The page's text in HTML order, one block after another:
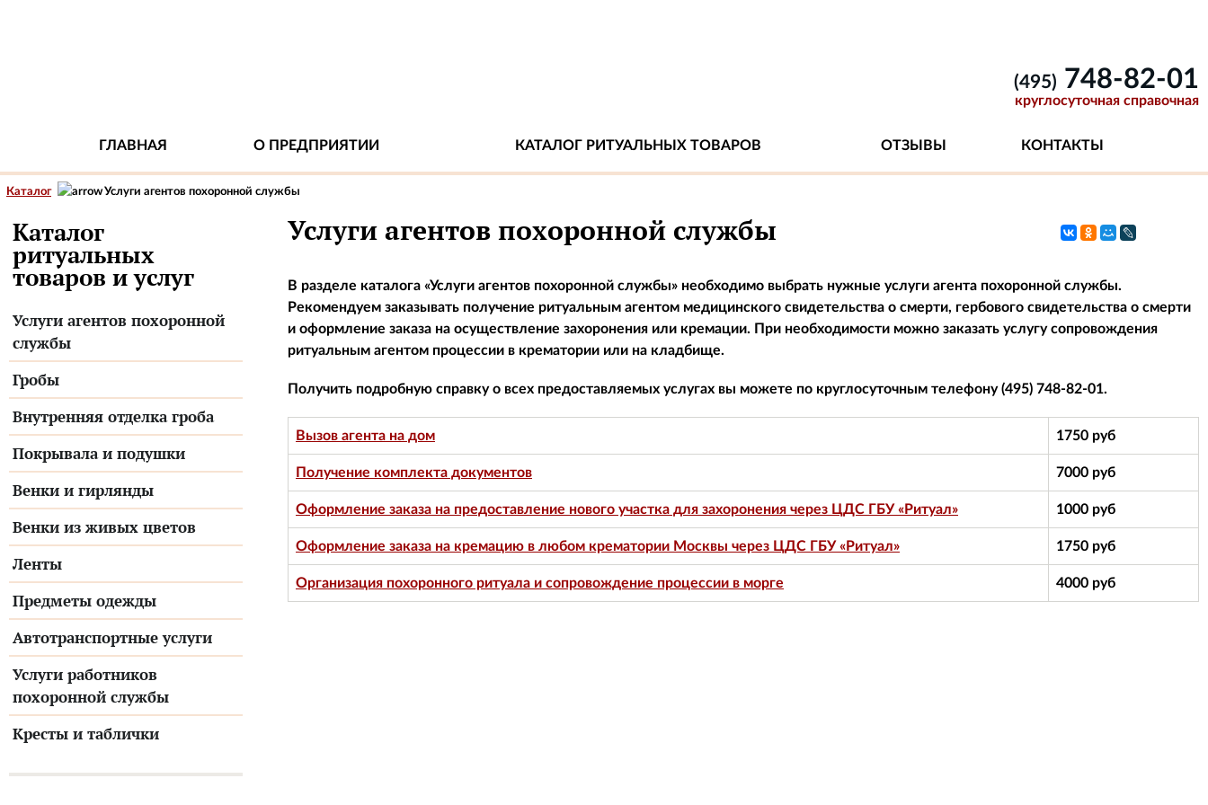
ГЛАВНАЯ О ПРЕДПРИЯТИИ КАТАЛОГ РИТУАЛЬНЫХ ТОВАРОВ ОТЗЫВЫ КОНТАКТЫ
(495) 748-82-01
круглосуточная справочная
Каталог Услуги агентов похоронной службы
Каталог
ритуальных
товаров и услуг
Услуги агентов похоронной
службы
Гробы
Внутренняя отделка гроба
Покрывала и подушки
Венки и гирлянды
Венки из живых цветов
Ленты
Предметы одежды
Автотранспортные услуги
Услуги работников
похоронной службы
Кресты и таблички
Услуги агентов похоронной службы
В разделе каталога «Услуги агентов похоронной службы» необходимо выбрать нужные услуги агента похоронной службы.
Рекомендуем заказывать получение ритуальным агентом медицинского свидетельства о смерти, гербового свидетельства о смерти
и оформление заказа на осуществление захоронения или кремации. При необходимости можно заказать услугу сопровождения
ритуальным агентом процессии в крематории или на кладбище.
Получить подробную справку о всех предоставляемых услугах вы можете по круглосуточным телефону(495) 748-82-01.
Вызов агента на дом 1750 руб
Получение комплекта документов 7000 руб
Оформление заказа на предоставление нового участка для захоронения через ЦДС ГБУ «Ритуал» 1000 руб
Оформление заказа на кремацию в любом крематории Москвы через ЦДС ГБУ «Ритуал» 1750 руб
Организация похоронного ритуала и сопровождение процессии в морге 4000 руб